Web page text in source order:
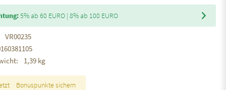
5% ab 60 EURO | 8% ab 100 EURO
VR00235
1,39 kg
Bonuspunkte sichern